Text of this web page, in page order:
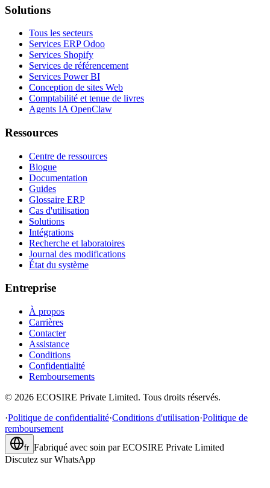
Solutions
Tous les secteurs
Services ERP Odoo
Services Shopify
Services de référencement
Services Power BI
Conception de sites Web
Comptabilité et tenue de livres
Agents IA OpenClaw
Ressources
Centre de ressources
Blogue
Documentation
Guides
Glossaire ERP
Cas d'utilisation
Solutions
Intégrations
Recherche et laboratoires
Journal des modifications
État du système
Entreprise
À propos
Carrières
Contacter
Assistance
Conditions
Confidentialité
Remboursements
© 2026 ECOSIRE Private Limited. Tous droits réservés.
·Politique de confidentialité·Conditions d'utilisation·Politique de
remboursement
fr Fabriqué avec soin par ECOSIRE Private Limited
Discutez sur WhatsApp